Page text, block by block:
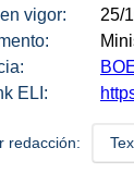
vigor:
25/
ELI:
redacción: